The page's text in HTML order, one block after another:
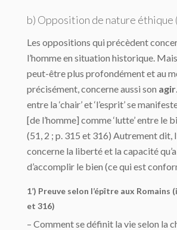
b) Opposition de nature éthique
Les oppositions qui précèdent
l’homme en situation historique.
peut-être plus profondément et au
précisément, concerne aussi son agir
entre la ‘chair’ et ‘l’esprit’ se
[de l’homme] comme ‘lutte’ entre le
(51, 2 ; p. 315 et 316) Autrement dit,
concerne la liberté et la capacité qu’a
d’accomplir le bien (ce qui est
1’) Preuve selon l’épître aux Romains
et 316)
– Comment se définit la vie selon la